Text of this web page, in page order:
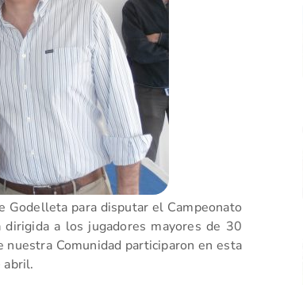
Godelleta para disputar el Campeonato
a los jugadores mayores de 30
Comunidad participaron en esta
abril.